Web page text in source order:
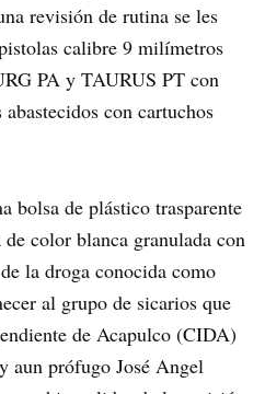
revisión de rutina se les
calibre 9 milímetros
PA y TAURUS PT con
con cartuchos
bolsa de plástico trasparente
color blanca granulada con
la droga conocida como
al grupo de sicarios que
de Acapulco (CIDA)
aun prófugo José Angel